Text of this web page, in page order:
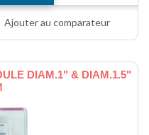
Ajouter au comparateur
DIAM.1" & DIAM.1.5"